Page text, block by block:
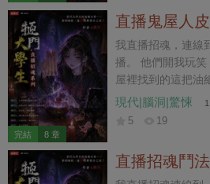
劫，命喪美人懷。
完結 8 章
直播鬼屋人
我直播招魂，連線
播。 他們開我玩
屋裡找到的這把油
我看著在他們身後
鬼，面色大變。
現代|腦洞|驚悚
5 19
直播招魂鬥